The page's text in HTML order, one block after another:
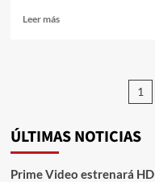
Leer másLeer
llega
a
su
1
ÚLTIMAS NOTICIAS
Prime Video estrenará